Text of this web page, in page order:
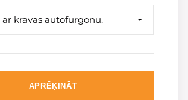
ar kravas autofurgonu.
APRĒĶINĀT